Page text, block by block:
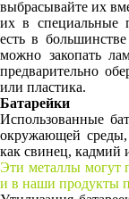
выбрасывайте их
их в специальные
есть в
можно закопать
предварительно
или пластика.
Батарейки
Использованные
окружающей среды,
как свинец, кадмий
Эти металлы могут
и в наши продукты